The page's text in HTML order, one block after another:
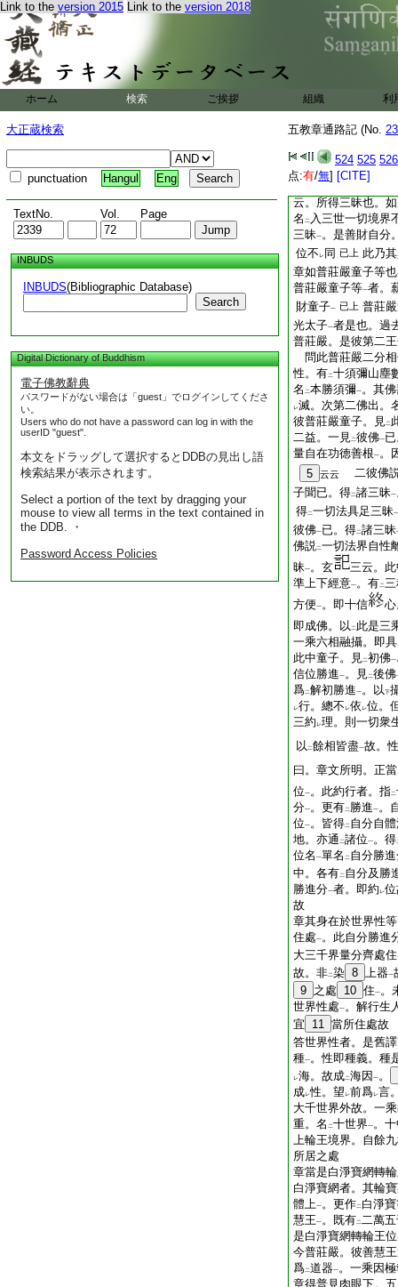
Link to the version 2015 Link to the version 2018
ホーム 検索 ご挨拶 組織 利
大正蔵検索
punctuation Hangul Eng
TextNo. Vol. Page
INBUDS
INBUDS(Bibliographic Database)
Search
Digital Dictionary of Buddhism
電子佛教辭典
パスワードがない場合は「guest」でログインしてくださ
い。
Users who do not have a password can log in with the
userID "guest".
本文をドラッグして選択するとDDBの見出し語
検索結果が表示されます。
Select a portion of the text by dragging your
mouse to view all terms in the text contained in
the DDB. ・
Password Access Policies
五教章通路記 (No.
524 525 526
点:有/無] [CITE]
。又曰。自分已
勝進 一
。又自
鎭國曰。前明
二自分
已上 此亦當
有 二 此二
萬
勝進分 也。言 此
此有二二義一。初唯
即勝進
果海
一。以レ此爲二
分
切位及佛地
等
云。所得三昧也。如
名 二 入三世一切境界
三昧一。是善財自分
位不 レ 同 已上 此乃
章如普莊嚴童子等
普莊嚴童子等一者。
財童子一 已上 普莊
光太子一者是也。過
普莊嚴。是彼第二
問此普莊嚴二分
性。有二十須彌山塵
名 二本勝須彌一。其
レ滅。次第二佛出。
彼普莊嚴童子。見二
二益。一見二彼佛一
量自在功徳善根一。
5
云云
二彼佛
子聞已。得二諸三昧一
得二一切法具足三昧一
彼佛一已。得二諸三昧
佛説二一切法界自性
昧一。玄
三云。
準上下經意一。有二
方便一。即十信
即成佛。以 二 此是三
一乘六相融攝。即具
此中童子。見二初佛一
信位勝進一。見二後佛
爲二解初勝進一。以下
レ行。總不 レ依 レ位。
三約 レ理。則一切衆
以 二餘相皆盡一故。
曰。章文所明。正當
位一。此約行者。指二
分一。更有二 勝進一。
位一。皆得二 自分自
地。亦通 二諸位一。得
位名 一單名 二 自分勝
中。各有二 自分及勝
勝進分一者。即約 レ
故
章其身在於世界性
住處一。此自分勝進
大三千界量分齊處住
故。非二染 8 上器一
9 之處 10 住一。
世界性處一。解行生
宜
11 當所住處
答世界性者。是舊
種一。性即種義。種
レ海。故成二海因 一。
成レ性。望 レ前爲レ言
大千世界外故。一
重。名 二十世界一。
上輪王境界。自餘
所居之處
章當是白淨寶網轉
白淨寶網者。其輪
體上一。更作二 白淨
慧王一。既有二二萬
是白淨寶網轉輪王位
今普莊嚴。彼善慧
爲二道器一。一乘因
章得普見肉眼下。